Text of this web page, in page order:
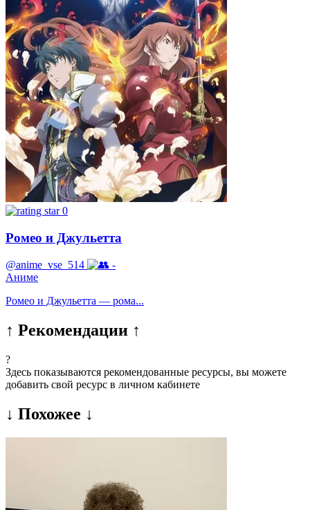
0
Ромео и Джульетта
@anime_vse_514
-
Аниме
Ромео и Джульетта — рома...
↑ Рекомендации ↑
?
Здесь показываются рекомендованные ресурсы, вы можете
добавить свой ресурс в личном кабинете
↓ Похожее ↓